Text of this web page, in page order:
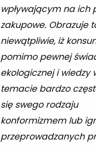
wpływającym na ich
zakupowe. Obrazuje
niewątpliwie, iż
pomimo pewnej
ekologicznej i wiedzy
temacie bardzo
się swego rodzaju
konformizmem lub
przeprowadzanych